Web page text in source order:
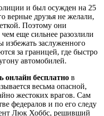
и был осужден на 25
верные друзья не желали,
Поэтому они
еще сильнее разозлили
избежать заслуженного
за границей, где быстро
автомобилей.
онлайн бесплатно в
весьма опасной,
жестоких врагов. Сам
федералов и по его следу
Люк Хоббс, решивший